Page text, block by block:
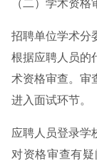
（二）学术资格
招聘单位学术分
根据应聘人员的
术资格审查。审
进入面试环节。
应聘人员登录学
对资格审查有